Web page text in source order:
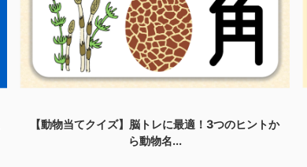
【動物当てクイズ】脳トレに最適！3つのヒントか
ら動物名...